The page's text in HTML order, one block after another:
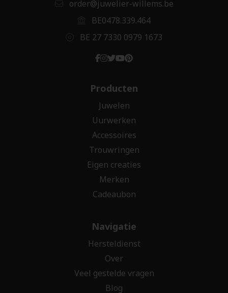
order@juwelier-willems.be
BE0478.339.464
BE 27 7330 0979 1673
Producten
Juwelen
Uurwerken
Accessoires
Trouwringen
Eigen creaties
Merken
Cadeaubon
Navigatie
Hersteldienst
Over
Veel gestelde vragen
Blog